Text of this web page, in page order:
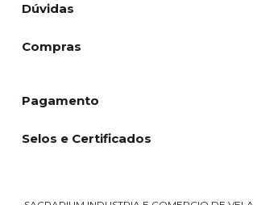
Dúvidas
Compras
Pagamento
Selos e Certificados